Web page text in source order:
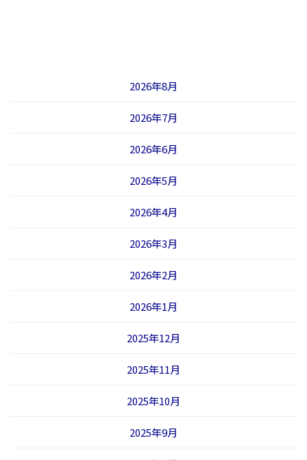
2026年8月
2026年7月
2026年6月
2026年5月
2026年4月
2026年3月
2026年2月
2026年1月
2025年12月
2025年11月
2025年10月
2025年9月